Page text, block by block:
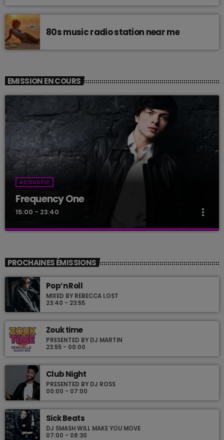
80s music radio station near me
EMISSION EN COURS
ACOUSTIC
Frequency One
15:00 - 23:40 more_vert
Mixed by Dj Monster
For every Show page the timetable is auomatically generated
from the schedule, and you can set automatic carousels of
Podcasts, Articles and Charts by simply choosing a category.
Curabitur id lacus felis. Sed justo mauris, auctor eget tellus nec,
justo. Aliquam semper faucibus odio id varius. Suspendisse
varius laoreet sodales.
PROCHAINES ÉMISSIONS
Pop’n Roll
MIXED BY REBECCA LOST
23:40 - 23:55
Zouk time
PRESENTED BY DJ MARTIN
23:55 - 00:00
Club Night
PRESENTED BY DJ ROSS
00:00 - 07:00
Sick Beats
DJ SMASH WILL MAKE YOU MOVE
07:00 - 08:30